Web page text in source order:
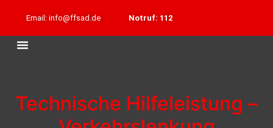
Email: info@ffsad.de Notruf: 112
Technische Hilfeleistung –